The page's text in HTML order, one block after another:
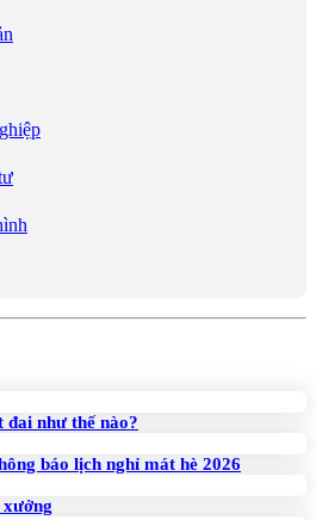
như thế nào?
báo lịch nghỉ mát hè 2026